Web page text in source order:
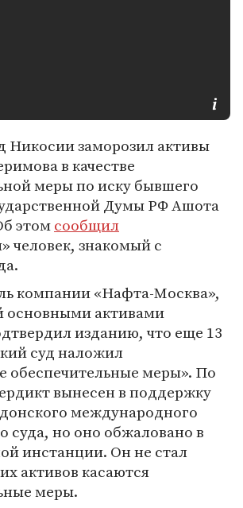
Никосии заморозил активы
в качестве
меры по иску бывшего
Думы РФ Ашота
этомсообщил
человек, знакомый с
компании «Нафта-Москва»,
основными активами
изданию, что еще 13
суд наложил
обеспечительные меры». По
вынесен в поддержку
международного
суда, но оно обжаловано в
инстанции. Он не стал
активов касаются
меры.